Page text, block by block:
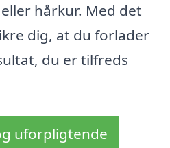
hårkur. Med det
dig, at du forlader
du er tilfreds
uforpligtende